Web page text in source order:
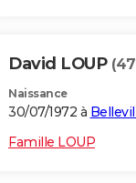
David LOUP
Naissance
30/07/1972 à
Famille LOUP